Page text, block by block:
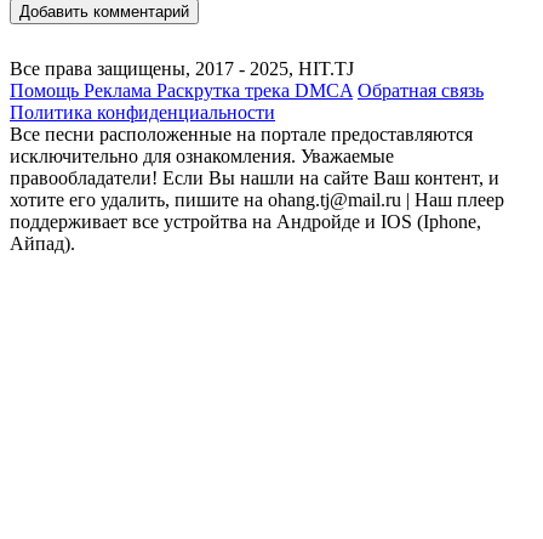
Добавить комментарий
Все права защищены, 2017 - 2025, HIT.TJ
Помощь Реклама Раскрутка трека DMCA Обратная связь
Политика конфиденциальности
Все песни расположенные на портале предоставляются
исключительно для ознакомления. Уважаемые
правообладатели! Если Вы нашли на сайте Ваш контент, и
хотите его удалить, пишите на ohang.tj@mail.ru | Наш плеер
поддерживает все устройтва на Андройде и IOS (Iphone,
Айпад).